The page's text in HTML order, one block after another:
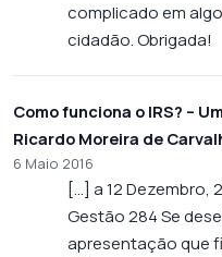
complicado em
cidadão. Obrigada!
Como funciona o IRS? –
Ricardo Moreira de
6 Maio 2016
[…] a 12 Dezembro,
Gestão 284 Se
apresentação que